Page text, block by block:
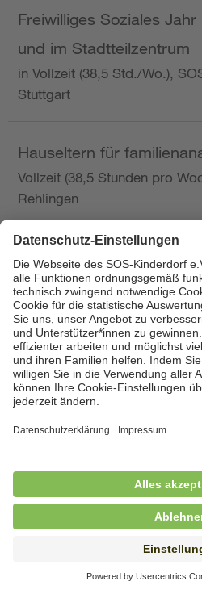
Freiwilliges Soziales
und im Stadtteilzentrum
in Vollzeit (38,5 Std./Wo.),
Stuttgart
Hauseltern für
Vollzeit (38,5 Stunden pro
Rehlingen
Hauswirtschafterin /
Ausbilderin (m/w/d) im
Nahrungszubereitung
in Vollzeit (38,5 Std./Wo.),
Saarbrücken, Saarbrücken
Hauswirtschaftskraft (m/
in unbefristeter Anstellung,